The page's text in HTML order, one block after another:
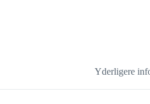
Yderligere